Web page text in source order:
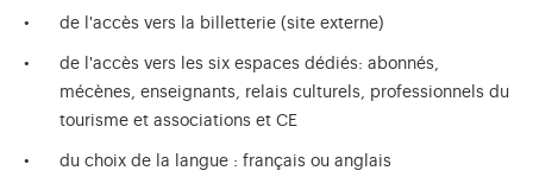
de l'accès vers la billetterie (site externe)
de l'accès vers les six espaces dédiés: abonnés,
mécènes, enseignants, relais culturels, professionnels du
tourisme et associations et CE
du choix de la langue : français ou anglais